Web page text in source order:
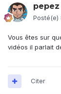
pepez
Posté(e)
Vous êtes sur
vidéos il parlait
Citer